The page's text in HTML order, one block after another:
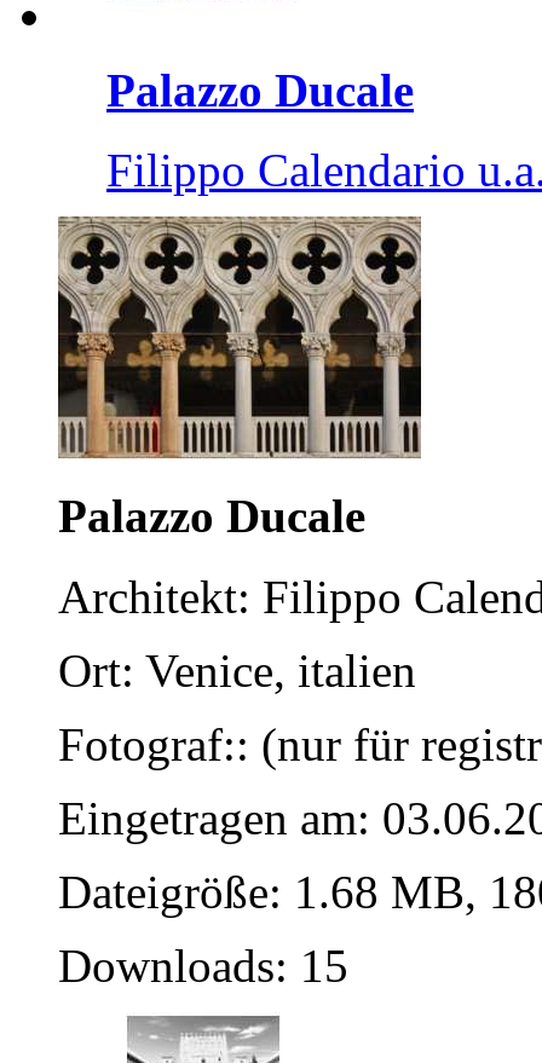
Palazzo Ducale
Filippo Calendario
Palazzo Ducale
Architekt: Filippo
Ort: Venice, italien
Fotograf:: (nur für
Eingetragen am:
Dateigröße: 1.68 MB,
Downloads: 15